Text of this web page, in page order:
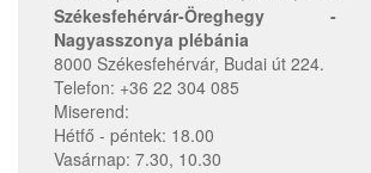
Székesfehérvár-Öreghegy -
Nagyasszonya plébánia
8000 Székesfehérvár, Budai út 224.
Telefon: +36 22 304 085
Miserend:
Hétfő - péntek: 18.00
Vasárnap: 7.30, 10.30